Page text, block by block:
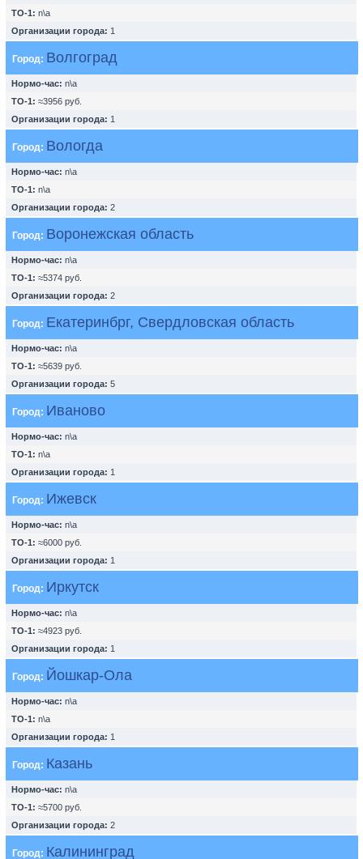
ТО-1: n\a
Организации города: 1
Город: Волгоград
Нормо-час: n\a
ТО-1: ≈3956 руб.
Организации города: 1
Город: Вологда
Нормо-час: n\a
ТО-1: n\a
Организации города: 2
Город: Воронежская область
Нормо-час: n\a
ТО-1: ≈5374 руб.
Организации города: 2
Город: Екатеринбрг, Свердловская область
Нормо-час: n\a
ТО-1: ≈5639 руб.
Организации города: 5
Город: Иваново
Нормо-час: n\a
ТО-1: n\a
Организации города: 1
Город: Ижевск
Нормо-час: n\a
ТО-1: ≈6000 руб.
Организации города: 1
Город: Иркутск
Нормо-час: n\a
ТО-1: ≈4923 руб.
Организации города: 1
Город: Йошкар-Ола
Нормо-час: n\a
ТО-1: n\a
Организации города: 1
Город: Казань
Нормо-час: n\a
ТО-1: ≈5700 руб.
Организации города: 2
Город: Калининград